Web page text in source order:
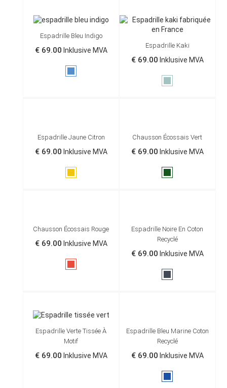
Espadrille Bleu Indigo
€ 69.00 Inklusive MVA
Espadrille Kaki
€ 69.00 Inklusive MVA
Espadrille Jaune Citron
€ 69.00 Inklusive MVA
Chausson Écossais Vert
€ 69.00 Inklusive MVA
Chausson Écossais Rouge
€ 69.00 Inklusive MVA
Espadrille Noire En Coton
Recyclé
€ 69.00 Inklusive MVA
Espadrille Verte Tissée À
Motif
€ 69.00 Inklusive MVA
Espadrille Bleu Marine Coton
Recyclé
€ 69.00 Inklusive MVA